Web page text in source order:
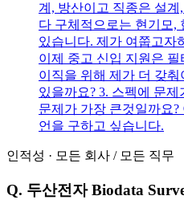
계, 방산이고 직종은 설계
다 구체적으로는 현기모,
있습니다. 제가 여쭙고자
이제 중고 신입 지원은
이직을 위해 제가 더 갖춰
있을까요? 3. 스펙에 문
문제가 가장 큰것일까요
언을 구하고 싶습니다.
인적성 · 모든 회사 / 모든 직무
Q. 두산전자 Biodata